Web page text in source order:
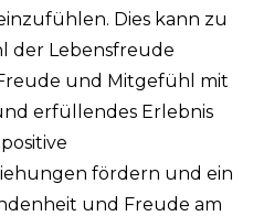
Dies kann zu
der Lebensfreude
und Mitgefühl mit
erfüllendes Erlebnis
fördern und ein
und Freude am